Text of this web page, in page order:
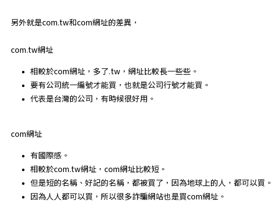
另外就是com.tw和com網址的差異，
com.tw網址
相較於com網址，多了.tw，網址比較長一些些。
要有公司統一編號才能買，也就是公司行號才能買。
代表是台灣的公司，有時候很好用。
com網址
有國際感。
相較於com.tw網址，com網址比較短。
但是短的名稱、好記的名稱，都被買了，因為地球上的人，都可以買。
因為人人都可以買，所以很多詐騙網站也是買com網址。